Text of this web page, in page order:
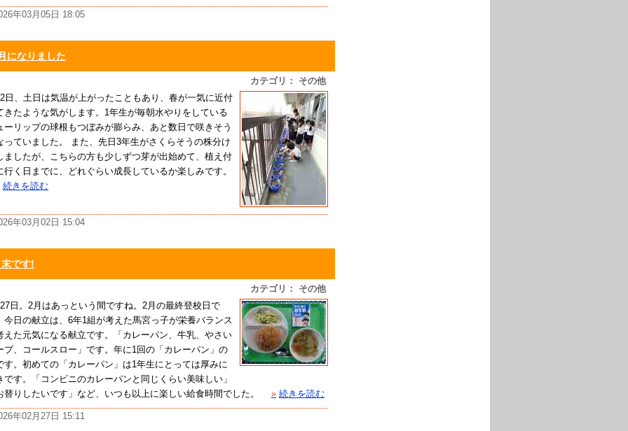
年03月05日 18:05
になりました
カテゴリ： その他
日、土日は気温が上がったこともあり、春が一気に近付
きたような気がします。1年生が毎朝水やりをしている
ーリップの球根もつぼみが膨らみ、あと数日で咲きそう
っていました。 また、先日3年生がさくらそうの株分け
ましたが、こちらの方も少しずつ芽が出始めて、植え付
行く日までに、どれぐらい成長しているか楽しみです。
続きを読む
年03月02日 15:04
です!
カテゴリ： その他
日。2月はあっという間ですね。2月の最終登校日で
今日の献立は、6年1組が考えた馬宮っ子が栄養バランス
えた元気になる献立です。「カレーパン、牛乳、やさい
プ、コールスロー」です。年に1回の「カレーパン」の
す。初めての「カレーパン」は1年生にとっては厚みに
です。「コンビニのカレーパンと同じくらい美味しい」
替りしたいです」など、いつも以上に楽しい給食時間でした。
» 続きを読む
年02月27日 15:11